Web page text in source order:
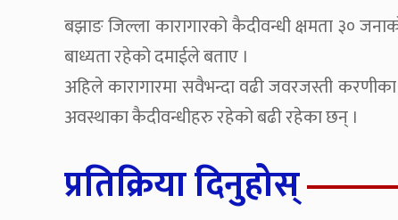
बझाङ जिल्ला कारागारको कैदीवन्धी क्षमता ३०
बाध्यता रहेको दमाईले बताए ।
अहिले कारागारमा सवैभन्दा वढी जवरजस्ती
अवस्थाका कैदीवन्धीहरु रहेको बढी रहेका छन् ।
प्रतिक्रिया दिनुहोस्